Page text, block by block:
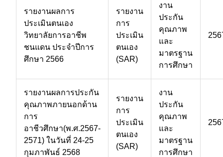
รายงานผลการ
ประเมินตนเอง
วิทยาลัยการอาชีพ
ชนแดน ประจำปีการ
ศึกษา 2566
รายงาน
การ
ประเมิน
ตนเอง
(SAR)
งาน
ประกัน
คุณภาพ
และ
มาตรฐาน
การศึกษา
รายงานผลการประกัน
คุณภาพภายนอกด้าน
การ
อาชีวศึกษา(พ.ศ.2567-
2571) ในวันที่ 24-25
กุมภาพันธ์ 2568
รายงาน
การ
ประเมิน
ตนเอง
(SAR)
งาน
ประกัน
คุณภาพ
และ
มาตรฐาน
การศึกษา